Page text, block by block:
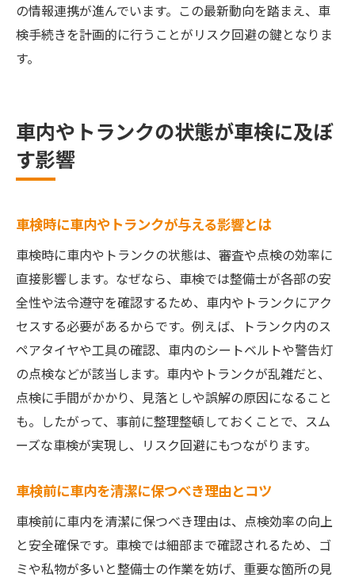
の情報連携が進んでいます。この最新動向を踏まえ、車
検手続きを計画的に行うことがリスク回避の鍵となりま
す。
車内やトランクの状態が車検に及ぼ
す影響
車検時に車内やトランクが与える影響とは
車検時に車内やトランクの状態は、審査や点検の効率に
直接影響します。なぜなら、車検では整備士が各部の安
全性や法令遵守を確認するため、車内やトランクにアク
セスする必要があるからです。例えば、トランク内のス
ペアタイヤや工具の確認、車内のシートベルトや警告灯
の点検などが該当します。車内やトランクが乱雑だと、
点検に手間がかかり、見落としや誤解の原因になること
も。したがって、事前に整理整頓しておくことで、スム
ーズな車検が実現し、リスク回避にもつながります。
車検前に車内を清潔に保つべき理由とコツ
車検前に車内を清潔に保つべき理由は、点検効率の向上
と安全確保です。車検では細部まで確認されるため、ゴ
ミや私物が多いと整備士の作業を妨げ、重要な箇所の見